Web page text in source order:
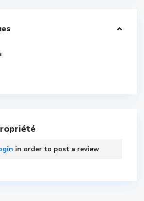
in order to post a review